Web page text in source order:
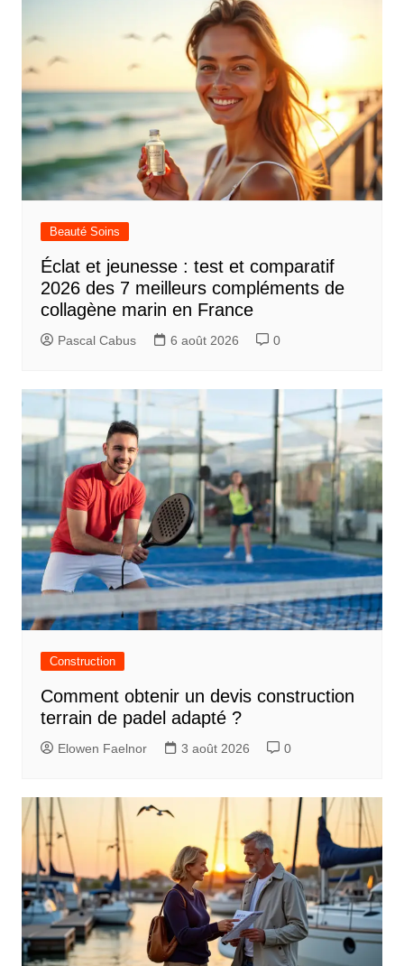
Beauté Soins
Éclat et jeunesse : test et comparatif
2026 des 7 meilleurs compléments de
collagène marin en France
Pascal Cabus 6 août 2026 0
Construction
Comment obtenir un devis construction
terrain de padel adapté ?
Elowen Faelnor 3 août 2026 0